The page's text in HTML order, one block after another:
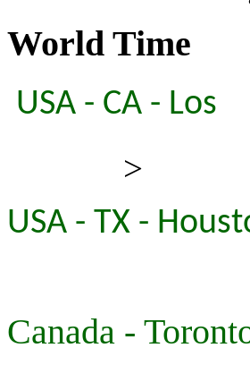
World Time
USA - CA - Los
>
USA - TX -
Canada -